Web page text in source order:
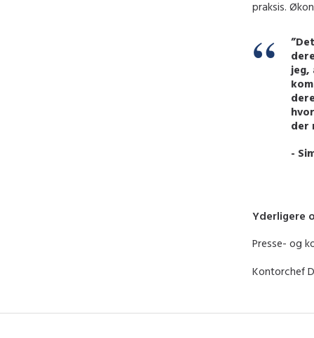
praksis.
jeg,
der
-
Yderligere
Presse- og
Kontorchef